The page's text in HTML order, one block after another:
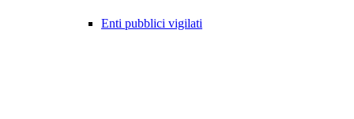
Enti pubblici vigilati